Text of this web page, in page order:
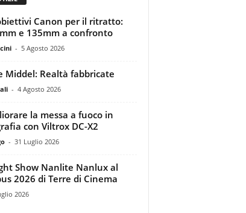
Canon per il ritratto:
e 135mm a confronto
- 5 Agosto 2026
Middel: Realtà fabbricate
- 4 Agosto 2026
la messa a fuoco in
con Viltrox DC-X2
- 31 Luglio 2026
Show Nanlite Nanlux al
2026 di Terre di Cinema
2026